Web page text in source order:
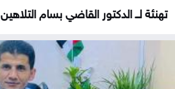
تهنئة لــ الدكتور القاضي بسام التلاهين